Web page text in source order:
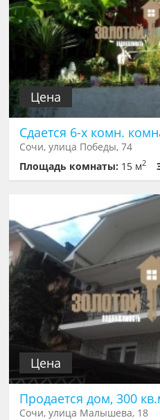
Цена
Сдается 6-х комн.
Сочи, улица Победы, 74
Площадь комнаты: 15 м2
Цена
Продается дом, 300
Сочи, улица Малышева, 18